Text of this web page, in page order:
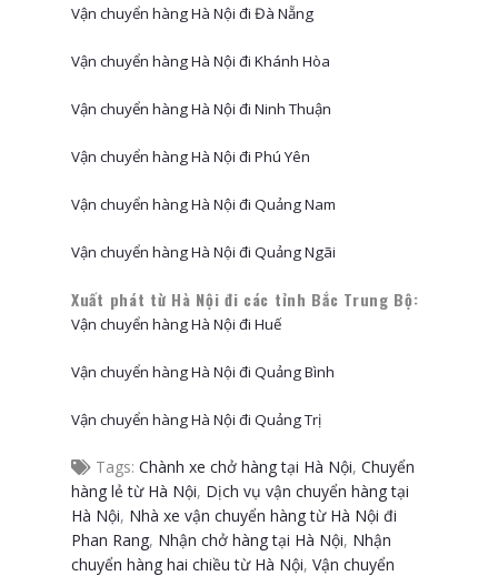
Vận chuyển hàng Hà Nội đi Đà Nẵng
Vận chuyển hàng Hà Nội đi Khánh Hòa
Vận chuyển hàng Hà Nội đi Ninh Thuận
Vận chuyển hàng Hà Nội đi Phú Yên
Vận chuyển hàng Hà Nội đi Quảng Nam
Vận chuyển hàng Hà Nội đi Quảng Ngãi
Xuất phát từ Hà Nội đi các tỉnh Bắc Trung Bộ:
Vận chuyển hàng Hà Nội đi Huế
Vận chuyển hàng Hà Nội đi Quảng Bình
Vận chuyển hàng Hà Nội đi Quảng Trị
Tags: Chành xe chở hàng tại Hà Nội, Chuyển
hàng lẻ từ Hà Nội, Dịch vụ vận chuyển hàng tại
Hà Nội, Nhà xe vận chuyển hàng từ Hà Nội đi
Phan Rang, Nhận chở hàng tại Hà Nội, Nhận
chuyển hàng hai chiều từ Hà Nội, Vận chuyển